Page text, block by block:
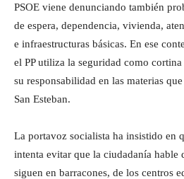
PSOE viene denunciando también
de espera, dependencia, vivienda,
e infraestructuras básicas. En ese
el PP utiliza la seguridad como
su responsabilidad en las materias
San Esteban.
La portavoz socialista ha insistido en
intenta evitar que la ciudadanía hable
siguen en barracones, de los centros